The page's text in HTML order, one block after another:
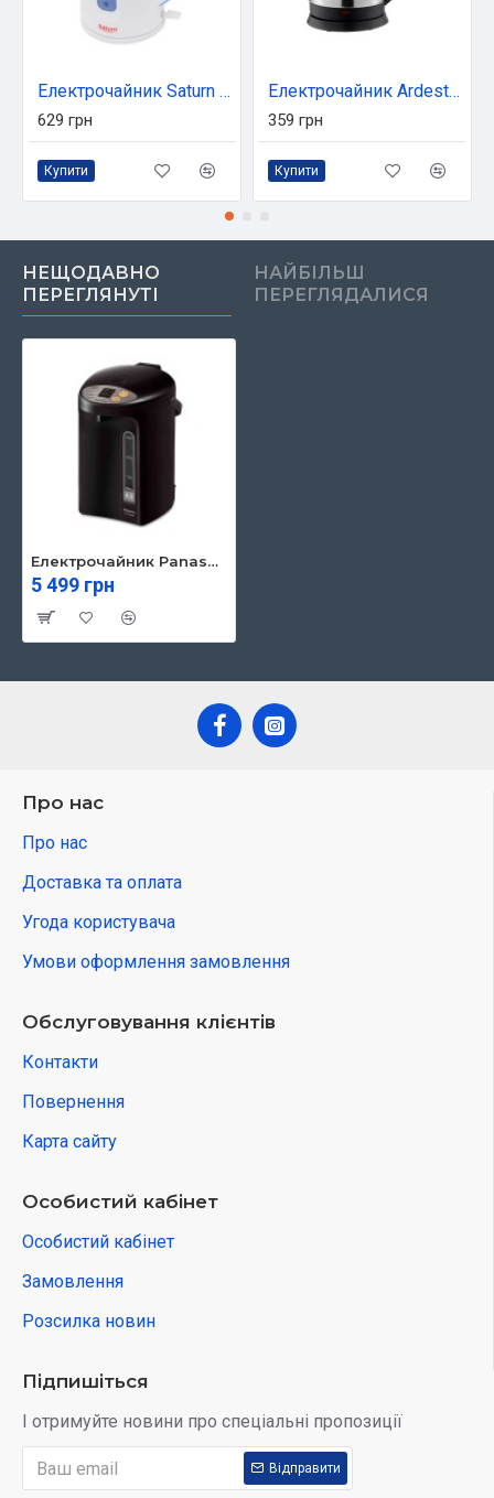
Електрочайник Saturn ST-EK8439U White/Blue
629 грн
Купити
Електрочайник Ardesto EKL-T30
359 грн
Купити
НЕЩОДАВНО
ПЕРЕГЛЯНУТІ
НАЙБІЛЬШ
ПЕРЕГЛЯДАЛИСЯ
Електрочайник Panasonic NC-EG4000KTS
5 499 грн
Про нас
Про нас
Доставка та оплата
Угода користувача
Умови оформлення замовлення
Обслуговування клієнтів
Контакти
Повернення
Карта сайту
Особистий кабінет
Особистий кабінет
Замовлення
Розсилка новин
Підпишіться
І отримуйте новини про спеціальні пропозиції
Відправити